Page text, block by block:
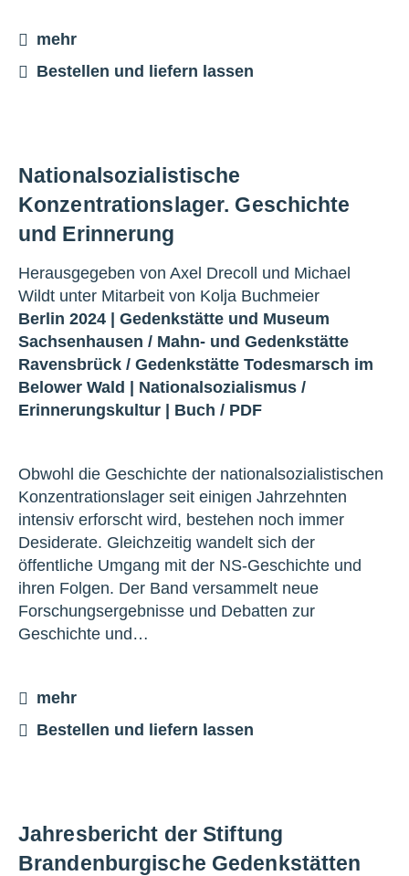
mehr
Bestellen und liefern lassen
Nationalsozialistische
Konzentrationslager. Geschichte
und Erinnerung
Herausgegeben von Axel Drecoll und Michael
Wildt unter Mitarbeit von Kolja Buchmeier
Berlin 2024 | Gedenkstätte und Museum
Sachsenhausen / Mahn- und Gedenkstätte
Ravensbrück / Gedenkstätte Todesmarsch im
Belower Wald
Nationalsozialismus /
Erinnerungskultur
Buch / PDF
Obwohl die Geschichte der nationalsozialistischen
Konzentrationslager seit einigen Jahrzehnten
intensiv erforscht wird, bestehen noch immer
Desiderate. Gleichzeitig wandelt sich der
öffentliche Umgang mit der NS-Geschichte und
ihren Folgen. Der Band versammelt neue
Forschungsergebnisse und Debatten zur
Geschichte und…
mehr
Bestellen und liefern lassen
Jahresbericht der Stiftung
Brandenburgische Gedenkstätten